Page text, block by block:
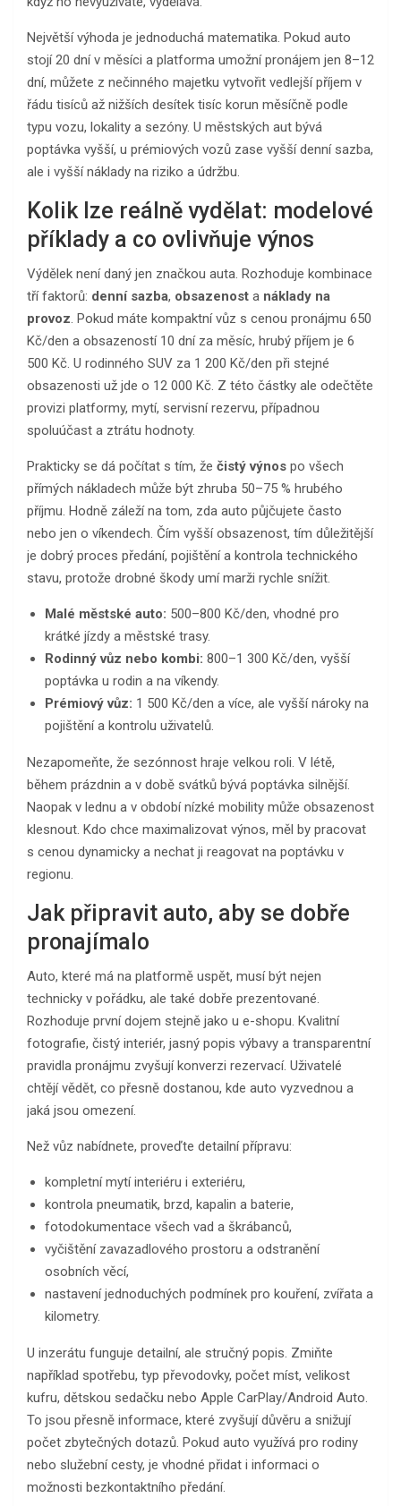
Největší výhoda je jednoduchá matematika. Pokud auto
stojí 20 dní v měsíci a platforma umožní pronájem jen 8–12
dní, můžete z nečinného majetku vytvořit vedlejší příjem v
řádu tisíců až nižších desítek tisíc korun měsíčně podle
typu vozu, lokality a sezóny. U městských aut bývá
poptávka vyšší, u prémiových vozů zase vyšší denní sazba,
ale i vyšší náklady na riziko a údržbu.
Kolik lze reálně vydělat: modelové
příklady a co ovlivňuje výnos
Výdělek není daný jen značkou auta. Rozhoduje kombinace
tří faktorů: denní sazba, obsazenost a náklady na
provoz. Pokud máte kompaktní vůz s cenou pronájmu 650
Kč/den a obsazeností 10 dní za měsíc, hrubý příjem je 6
500 Kč. U rodinného SUV za 1 200 Kč/den při stejné
obsazenosti už jde o 12 000 Kč. Z této částky ale odečtěte
provizi platformy, mytí, servisní rezervu, případnou
spoluúčast a ztrátu hodnoty.
Prakticky se dá počítat s tím, že čistý výnos po všech
přímých nákladech může být zhruba 50–75 % hrubého
příjmu. Hodně záleží na tom, zda auto půjčujete často
nebo jen o víkendech. Čím vyšší obsazenost, tím důležitější
je dobrý proces předání, pojištění a kontrola technického
stavu, protože drobné škody umí marži rychle snížit.
Malé městské auto: 500–800 Kč/den, vhodné pro
krátké jízdy a městské trasy.
Rodinný vůz nebo kombi: 800–1 300 Kč/den, vyšší
poptávka u rodin a na víkendy.
Prémiový vůz: 1 500 Kč/den a více, ale vyšší nároky na
pojištění a kontrolu uživatelů.
Nezapomeňte, že sezónnost hraje velkou roli. V létě,
během prázdnin a v době svátků bývá poptávka silnější.
Naopak v lednu a v období nízké mobility může obsazenost
klesnout. Kdo chce maximalizovat výnos, měl by pracovat
s cenou dynamicky a nechat ji reagovat na poptávku v
regionu.
Jak připravit auto, aby se dobře
pronajímalo
Auto, které má na platformě uspět, musí být nejen
technicky v pořádku, ale také dobře prezentované.
Rozhoduje první dojem stejně jako u e-shopu. Kvalitní
fotografie, čistý interiér, jasný popis výbavy a transparentní
pravidla pronájmu zvyšují konverzi rezervací. Uživatelé
chtějí vědět, co přesně dostanou, kde auto vyzvednou a
jaká jsou omezení.
Než vůz nabídnete, proveďte detailní přípravu:
kompletní mytí interiéru i exteriéru,
kontrola pneumatik, brzd, kapalin a baterie,
fotodokumentace všech vad a škrábanců,
vyčištění zavazadlového prostoru a odstranění
osobních věcí,
nastavení jednoduchých podmínek pro kouření, zvířata a
kilometry.
U inzerátu funguje detailní, ale stručný popis. Zmiňte
například spotřebu, typ převodovky, počet míst, velikost
kufru, dětskou sedačku nebo Apple CarPlay/Android Auto.
To jsou přesně informace, které zvyšují důvěru a snižují
počet zbytečných dotazů. Pokud auto využívá pro rodiny
nebo služební cesty, je vhodné přidat i informaci o
možnosti bezkontaktního předání.